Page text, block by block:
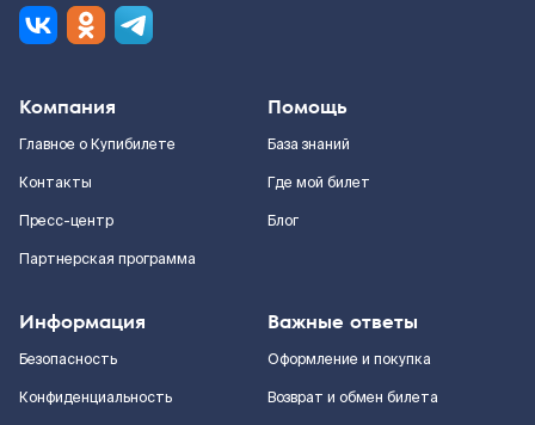
Компания
Главное о Купибилете
Контакты
Пресс-центр
Партнерская программа
Помощь
База знаний
Где мой билет
Блог
Информация
Безопасность
Конфиденциальность
Важные ответы
Оформление и покупка
Возврат и обмен билета